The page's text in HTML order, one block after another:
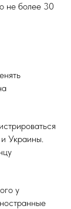
не более 30
Украины.
у